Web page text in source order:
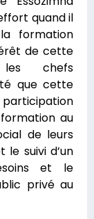
quand il
formation
de cette
les chefs
que cette
au
de leurs
suivi d’un
et le
privé au